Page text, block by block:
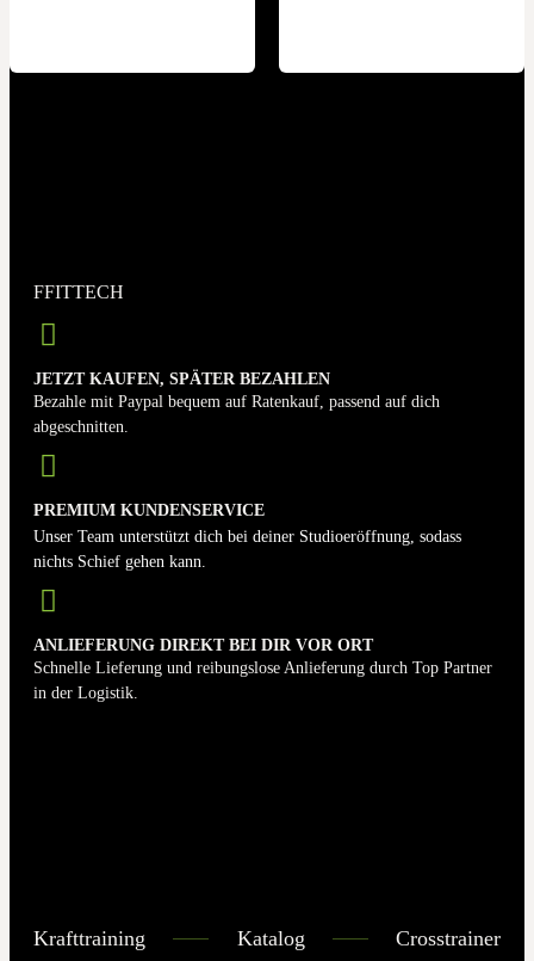
FFITTECH
JETZT KAUFEN, SPÄTER BEZAHLEN
Bezahle mit Paypal bequem auf Ratenkauf, passend auf dich
abgeschnitten.
PREMIUM KUNDENSERVICE
Unser Team unterstützt dich bei deiner Studioeröffnung, sodass
nichts Schief gehen kann.
ANLIEFERUNG DIREKT BEI DIR VOR ORT
Schnelle Lieferung und reibungslose Anlieferung durch Top Partner
in der Logistik.
Krafttraining Katalog Crosstrainer